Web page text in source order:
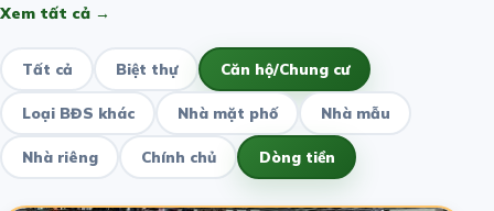
Xem tất cả →
Tất cả Biệt thự Căn hộ/Chung cư
Loại BĐS khác Nhà mặt phố Nhà mẫu
Nhà riêng Chính chủ Dòng tiền